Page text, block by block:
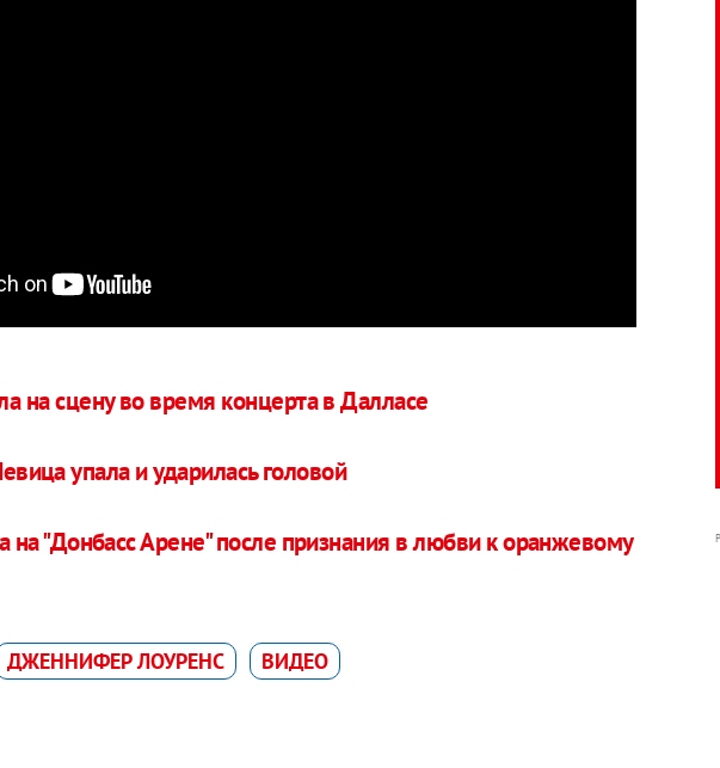
на сцену во время концерта в Далласе
упала и ударилась головой
на "Донбасс Арене" после признания в любви к оранжевому
ДЖЕННИФЕР ЛОУРЕНС ВИДЕО